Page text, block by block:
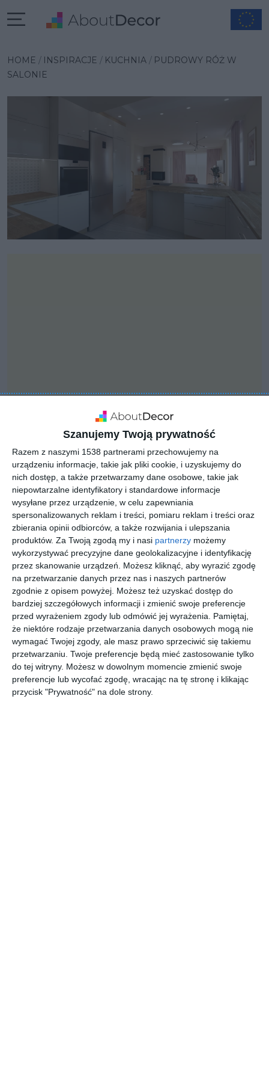
Szanujemy Twoją prywatność
Razem z naszymi 1538 partnerami przechowujemy na
urządzeniu informacje, takie jak pliki cookie, i uzyskujemy do
nich dostęp, a także przetwarzamy dane osobowe, takie jak
niepowtarzalne identyfikatory i standardowe informacje
wysyłane przez urządzenie, w celu zapewniania
spersonalizowanych reklam i treści, pomiaru reklam i treści oraz
zbierania opinii odbiorców, a także rozwijania i ulepszania
produktów. Za Twoją zgodą my i nasi partnerzy możemy
wykorzystywać precyzyjne dane geolokalizacyjne i identyfikację
przez skanowanie urządzeń. Możesz kliknąć, aby wyrazić zgodę
na przetwarzanie danych przez nas i naszych partnerów
zgodnie z opisem powyżej. Możesz też uzyskać dostęp do
bardziej szczegółowych informacji i zmienić swoje preferencje
przed wyrażeniem zgody lub odmówić jej wyrażenia.
Pamiętaj,
że niektóre rodzaje przetwarzania danych osobowych mogą nie
wymagać Twojej zgody, ale masz prawo sprzeciwić się takiemu
przetwarzaniu. Twoje preferencje będą mieć zastosowanie tylko
do tej witryny. Możesz w dowolnym momencie zmienić swoje
preferencje lub wycofać zgodę, wracając na tę stronę i klikając
przycisk "Prywatność" na dole strony.
HOME INSPIRACJE KUCHNIA
PUDROWY RÓŻ W
SALONIE
INSPIRACJA
PUDROWY RÓŻ W
SALONIE
Zasłony pudrowy róż w salonie … MGArchitekci | Małgorzata
Mierzwińska
AUTOR:MGArchitekci Małgorzata Mierzwińska
DODAJ DO ULUBIONYCH
UDOSTĘPNIJ
Pozostałe zdjęcia w projekcie:PUDROWY RÓŻ W
SALONIE